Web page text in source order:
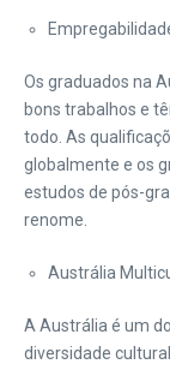
Os graduados na
bons trabalhos e
todo. As
globalmente e os
estudos de pós-
renome.
Austrália
A Austrália é um
diversidade